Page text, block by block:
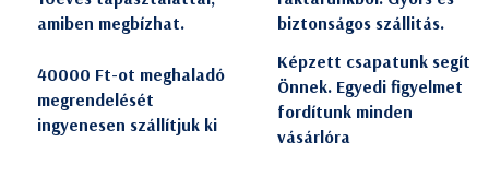
amiben megbízhat.
biztonságos szállitás.
40000 Ft-ot meghaladó
megrendelését
ingyenesen szállítjuk ki
Képzett csapatunk segít
Önnek. Egyedi figyelmet
fordítunk minden
vásárlóra